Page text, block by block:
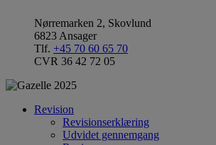
Nørremarken 2, Skovlund
6823 Ansager
Tlf. +45 70 60 65 70
CVR 36 42 72 05
Revision
Revisionserklæring
Udvidet gennemgang